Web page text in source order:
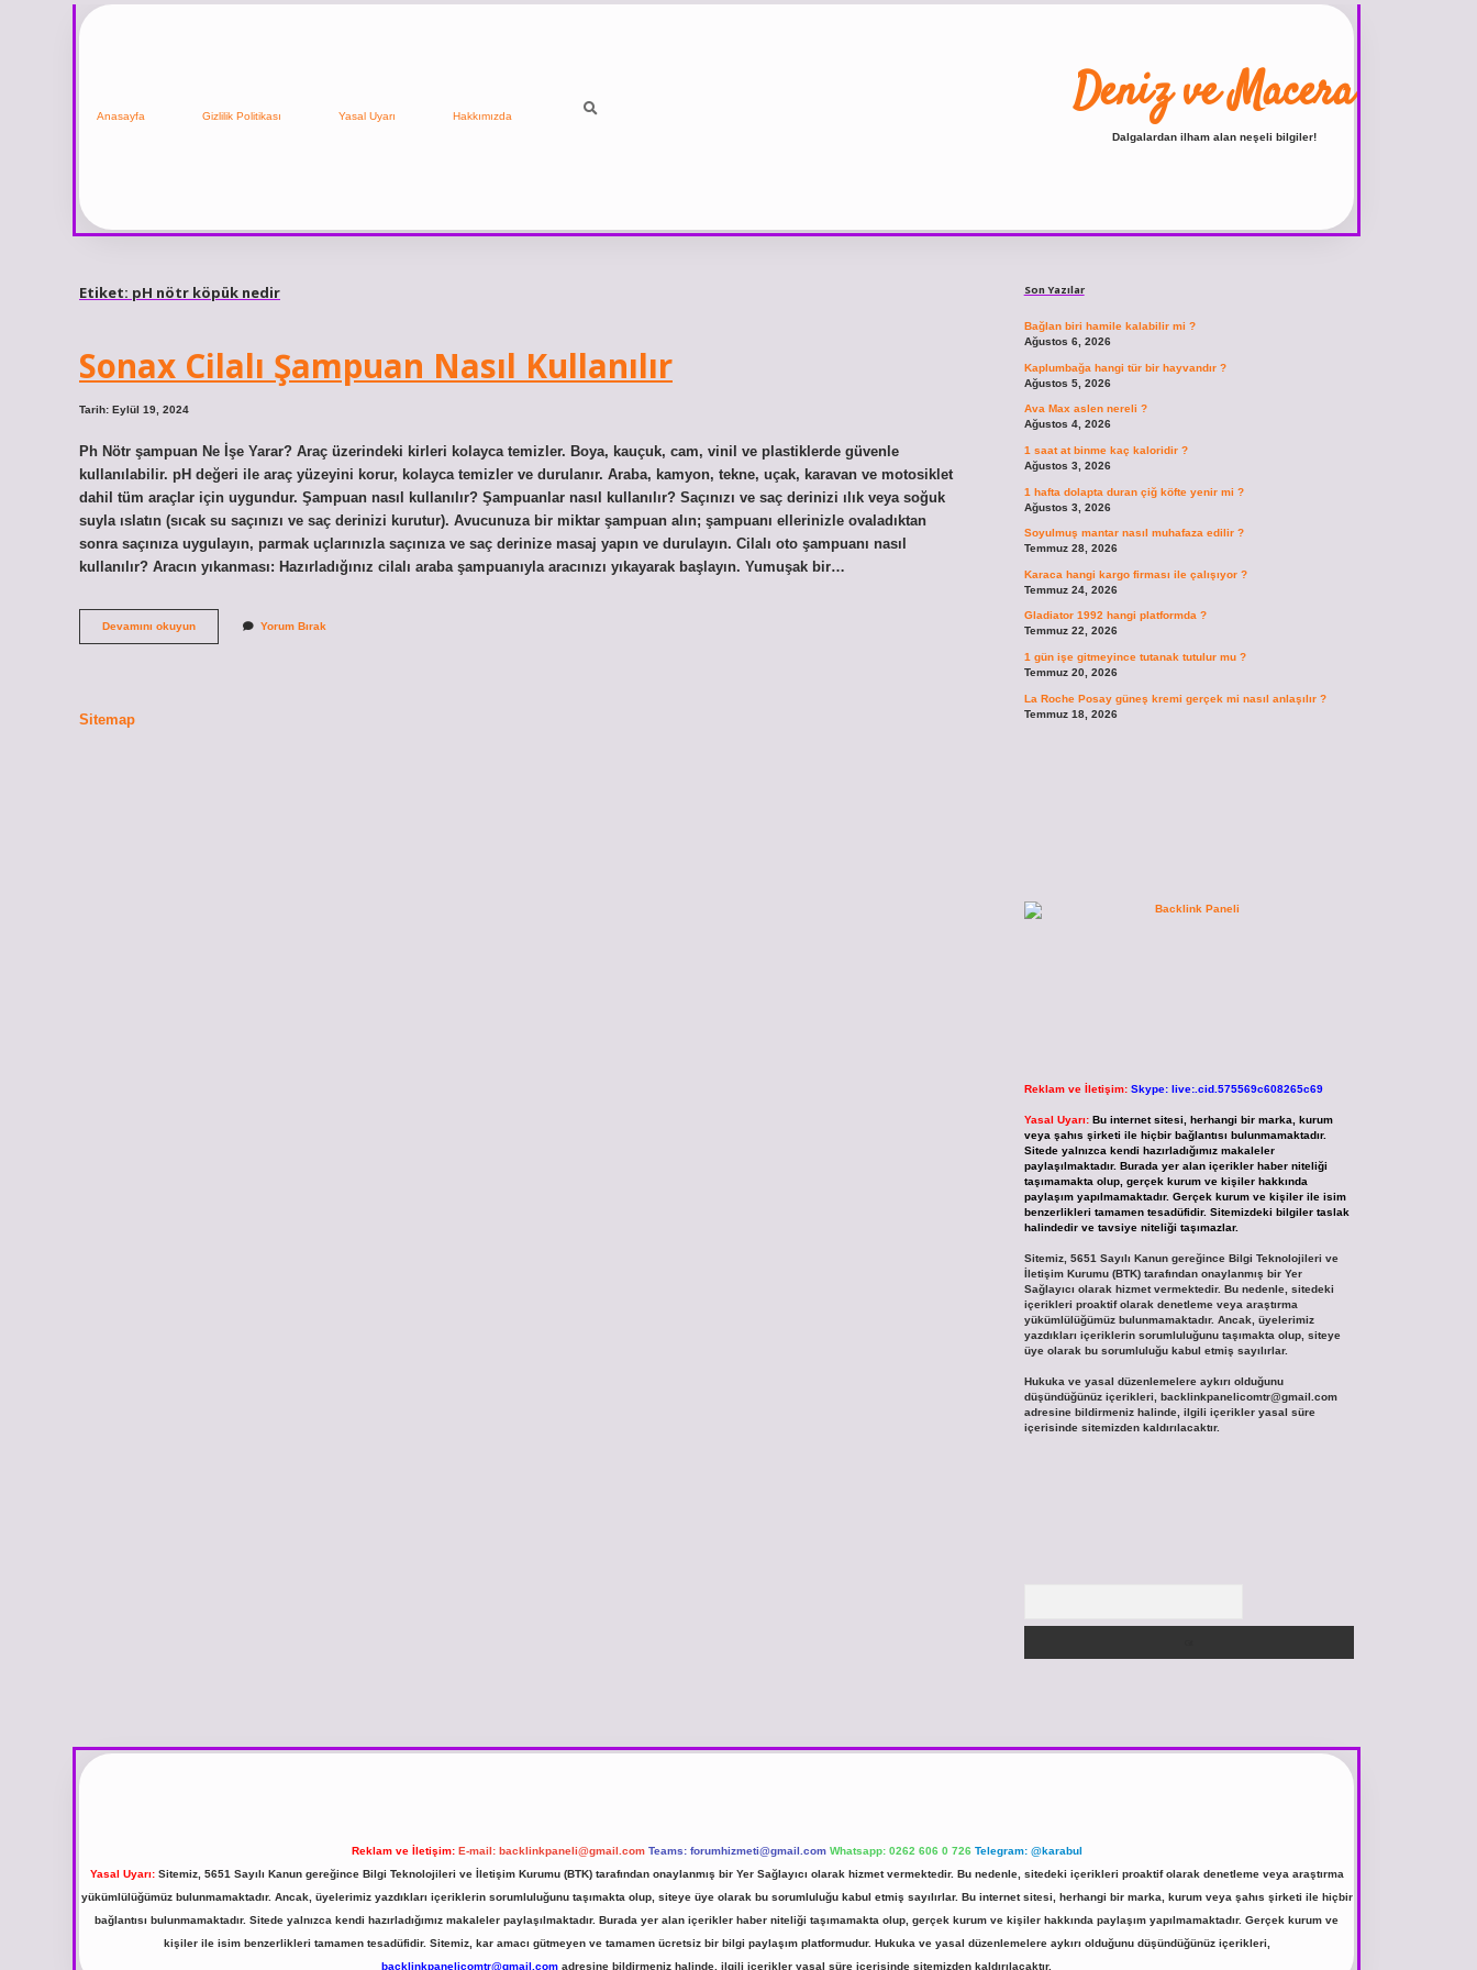
Anasayfa Gizlilik Politikası Yasal Uyarı Hakkımızda Deniz ve Macera
Dalgalardan ilham alan neşeli bilgiler!
Etiket: pH nötr köpük nedir
Sonax Cilalı Şampuan Nasıl Kullanılır
Tarih: Eylül 19, 2024
Ph Nötr şampuan Ne İşe Yarar? Araç üzerindeki kirleri kolayca temizler. Boya, kauçuk, cam, vinil ve plastiklerde güvenle
kullanılabilir. pH değeri ile araç yüzeyini korur, kolayca temizler ve durulanır. Araba, kamyon, tekne, uçak, karavan ve motosiklet
dahil tüm araçlar için uygundur. Şampuan nasıl kullanılır? Şampuanlar nasıl kullanılır? Saçınızı ve saç derinizi ılık veya soğuk
suyla ıslatın (sıcak su saçınızı ve saç derinizi kurutur). Avucunuza bir miktar şampuan alın; şampuanı ellerinizle ovaladıktan
sonra saçınıza uygulayın, parmak uçlarınızla saçınıza ve saç derinize masaj yapın ve durulayın. Cilalı oto şampuanı nasıl
kullanılır? Aracın yıkanması: Hazırladığınız cilalı araba şampuanıyla aracınızı yıkayarak başlayın. Yumuşak bir…
Devamını okuyunSonax
Cilalı
Yorum Bırak
Sitemap
Son Yazılar
Bağlan biri hamile kalabilir mi ?
Ağustos 6, 2026
Kaplumbağa hangi tür bir hayvandır ?
Ağustos 5, 2026
Ava Max aslen nereli ?
Ağustos 4, 2026
1 saat at binme kaç kaloridir ?
Ağustos 3, 2026
1 hafta dolapta duran çiğ köfte yenir mi ?
Ağustos 3, 2026
Soyulmuş mantar nasıl muhafaza edilir ?
Temmuz 28, 2026
Karaca hangi kargo firması ile çalışıyor ?
Temmuz 24, 2026
Gladiator 1992 hangi platformda ?
Temmuz 22, 2026
1 gün işe gitmeyince tutanak tutulur mu ?
Temmuz 20, 2026
La Roche Posay güneş kremi gerçek mi nasıl anlaşılır ?
Temmuz 18, 2026
Reklam ve İletişim: Skype: live:.cid.575569c608265c69
Yasal Uyarı: Bu internet sitesi, herhangi bir marka, kurum
veya şahıs şirketi ile hiçbir bağlantısı bulunmamaktadır.
Sitede yalnızca kendi hazırladığımız makaleler
paylaşılmaktadır. Burada yer alan içerikler haber niteliği
taşımamakta olup, gerçek kurum ve kişiler hakkında
paylaşım yapılmamaktadır. Gerçek kurum ve kişiler ile isim
benzerlikleri tamamen tesadüfidir. Sitemizdeki bilgiler taslak
halindedir ve tavsiye niteliği taşımazlar.
Sitemiz, 5651 Sayılı Kanun gereğince Bilgi Teknolojileri ve
İletişim Kurumu (BTK) tarafından onaylanmış bir Yer
Sağlayıcı olarak hizmet vermektedir. Bu nedenle, sitedeki
içerikleri proaktif olarak denetleme veya araştırma
yükümlülüğümüz bulunmamaktadır. Ancak, üyelerimiz
yazdıkları içeriklerin sorumluluğunu taşımakta olup, siteye
üye olarak bu sorumluluğu kabul etmiş sayılırlar.
Hukuka ve yasal düzenlemelere aykırı olduğunu
düşündüğünüz içerikleri, backlinkpanelicomtr@gmail.com
adresine bildirmeniz halinde, ilgili içerikler yasal süre
içerisinde sitemizden kaldırılacaktır.
ilbetvdcasino giriş sitesivdcasino güncel girişhttps://www.betexper.xyz/
Reklam ve İletişim: E-mail: backlinkpaneli@gmail.com Teams: forumhizmeti@gmail.com Whatsapp: 0262 606 0 726 Telegram: @karabul
Yasal Uyarı:Sitemiz, 5651 Sayılı Kanun gereğince Bilgi Teknolojileri ve İletişim Kurumu (BTK) tarafından onaylanmış bir Yer Sağlayıcı olarak hizmet vermektedir. Bu nedenle, sitedeki içerikleri proaktif olarak denetleme veya araştırma
yükümlülüğümüz bulunmamaktadır. Ancak, üyelerimiz yazdıkları içeriklerin sorumluluğunu taşımakta olup, siteye üye olarak bu sorumluluğu kabul etmiş sayılırlar. Bu internet sitesi, herhangi bir marka, kurum veya şahıs şirketi ile hiçbir
bağlantısı bulunmamaktadır. Sitede yalnızca kendi hazırladığımız makaleler paylaşılmaktadır. Burada yer alan içerikler haber niteliği taşımamakta olup, gerçek kurum ve kişiler hakkında paylaşım yapılmamaktadır. Gerçek kurum ve
kişiler ile isim benzerlikleri tamamen tesadüfidir. Sitemiz, kar amacı gütmeyen ve tamamen ücretsiz bir bilgi paylaşım platformudur. Hukuka ve yasal düzenlemelere aykırı olduğunu düşündüğünüz içerikleri,
backlinkpanelicomtr@gmail.com adresine bildirmeniz halinde, ilgili içerikler yasal süre içerisinde sitemizden kaldırılacaktır.